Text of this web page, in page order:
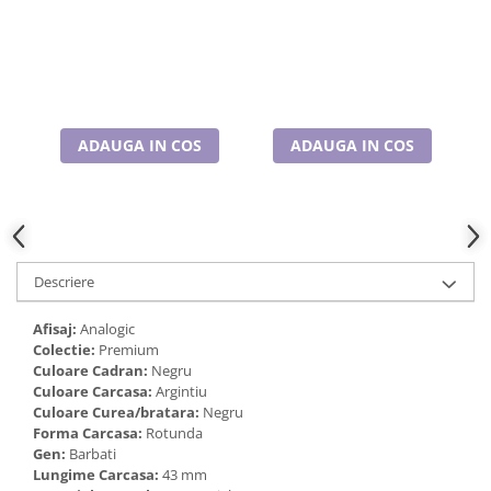
ADAUGA IN COS ADAUGA IN COS
Descriere
Afisaj: Analogic
Colectie: Premium
Culoare Cadran: Negru
Culoare Carcasa: Argintiu
Culoare Curea/bratara: Negru
Forma Carcasa: Rotunda
Gen: Barbati
Lungime Carcasa: 43 mm